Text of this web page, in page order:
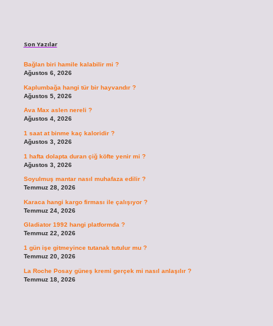
Son Yazılar
Bağlan biri hamile kalabilir mi ?
Ağustos 6, 2026
Kaplumbağa hangi tür bir hayvandır ?
Ağustos 5, 2026
Ava Max aslen nereli ?
Ağustos 4, 2026
1 saat at binme kaç kaloridir ?
Ağustos 3, 2026
1 hafta dolapta duran çiğ köfte yenir mi ?
Ağustos 3, 2026
Soyulmuş mantar nasıl muhafaza edilir ?
Temmuz 28, 2026
Karaca hangi kargo firması ile çalışıyor ?
Temmuz 24, 2026
Gladiator 1992 hangi platformda ?
Temmuz 22, 2026
1 gün işe gitmeyince tutanak tutulur mu ?
Temmuz 20, 2026
La Roche Posay güneş kremi gerçek mi nasıl anlaşılır ?
Temmuz 18, 2026